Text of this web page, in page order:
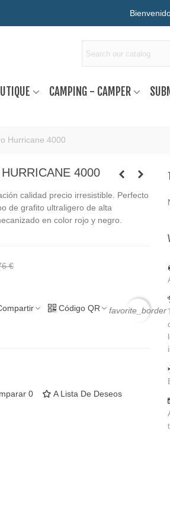
CAMPING - CAMPER
Hurricane 4000
4000
calidad precio irresistible. Perfecto
de grafito ultraligero de alta
en color rojo y negro.
€
Código QR favorite_border
0 A Lista De Deseos